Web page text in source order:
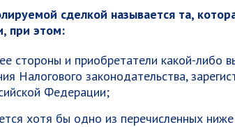
сделкой называется та,
при этом:
стороны и приобретатели какой-либо
Налогового законодательства,
Федерации;
хотя бы одно из перечисленных ниже